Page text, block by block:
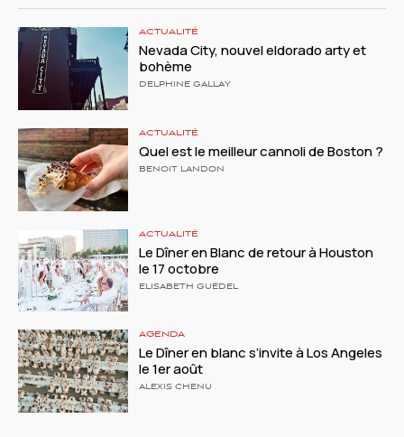
ACTUALITÉ
Nevada City, nouvel eldorado arty et
bohème
DELPHINE GALLAY
ACTUALITÉ
Quel est le meilleur cannoli de Boston ?
BENOIT LANDON
ACTUALITÉ
Le Dîner en Blanc de retour à Houston
le 17 octobre
ELISABETH GUÉDEL
AGENDA
Le Dîner en blanc s’invite à Los Angeles
le 1er août
ALEXIS CHENU